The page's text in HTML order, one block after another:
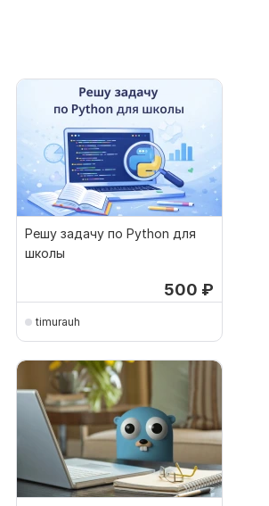
Решу задачу по Python для
школы
500 ₽
timurauh